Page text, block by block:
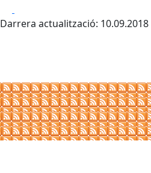
Darrera actualització: